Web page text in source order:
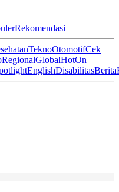
Rekomendasi
TeknoOtomotifCek
RegionalGlobalHotOn
EnglishDisabilitasBerita